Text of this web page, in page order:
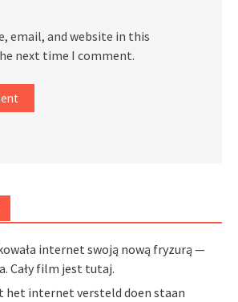
email, and website in this
next time I comment.
internet swoją nową fryzurą —
Cały film jest tutaj.
het internet versteld doen staan